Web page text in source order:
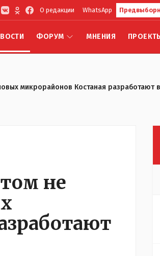
О редакции WhatsApp
ФОРУМ МНЕНИЯ
микрорайонов Костаная разработают
не